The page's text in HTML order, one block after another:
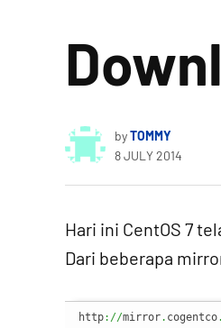
byTOMMY
8 JULY 2014
Hari ini CentOS 7
Dari beberapa
http://mirror. cogentco.